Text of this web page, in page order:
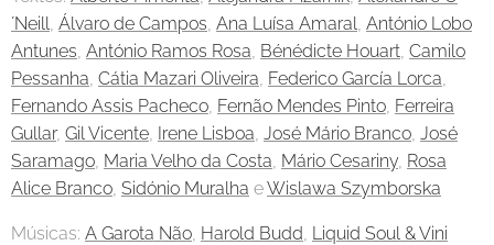
´Neill Álvaro de Campos Ana Luísa Amaral António Lobo
Antunes António Ramos Rosa Bénédicte Houart Camilo
Pessanha Cátia Mazari Oliveira Federico García Lorca
Fernando Assis Pacheco Fernão Mendes Pinto Ferreira
Gullar, Gil Vicente Irene Lisboa José Mário Branco José
Saramago Maria Velho da Costa Mário Cesariny, Rosa
Alice Branco Sidónio Muralha eWislawa Szymborska
Músicas: A Garota Não Harold Budd Liquid Soul & Vini